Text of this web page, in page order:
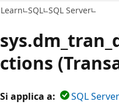
Learn SQL SQL Server
ctions
Si applica a: SQL Server